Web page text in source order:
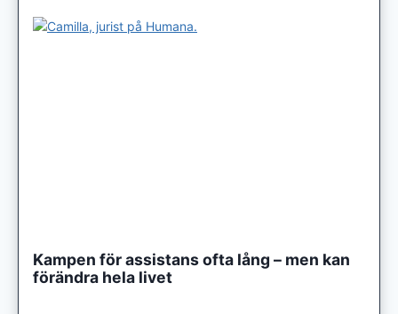
Kampen för assistans ofta lång – men kan
förändra hela livet